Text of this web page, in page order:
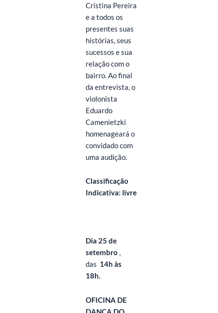
Cristina Pereira
e a todos os
presentes suas
histórias, seus
sucessos e sua
relação com o
bairro. Ao final
da entrevista, o
violonista
Eduardo
Camenietzki
homenageará o
convidado com
uma audição.
Classificação
Indicativa: livre
Dia 25 de
setembro ,
das 14h às
18h.
OFICINA DE